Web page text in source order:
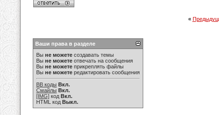
«
Ваши права в разделе
Вы не можете создавать темы
Вы не можете отвечать на сообщения
Вы не можете прикреплять файлы
Вы не можете редактировать сообщения
BB коды Вкл.
Смайлы Вкл.
[IMG] код Вкл.
HTML код Выкл.